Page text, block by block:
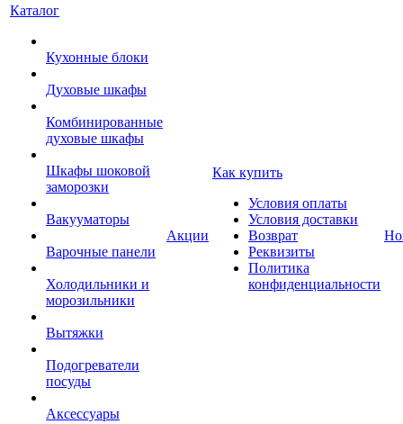
Каталог
Кухонные блоки
Духовые шкафы
Комбинированные
духовые шкафы
Шкафы шоковой
заморозки
Вакууматоры
Варочные панели
Холодильники и
морозильники
Вытяжки
Подогреватели
посуды
Аксессуары
Акции
Как купить
Условия оплаты
Условия доставки
Возврат
Реквизиты
Политика
конфиденциальности